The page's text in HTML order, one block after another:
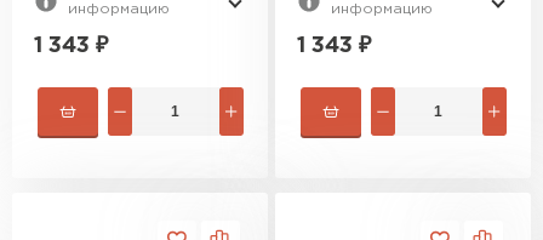
информацию
1 343 ₽
информацию
1 343 ₽